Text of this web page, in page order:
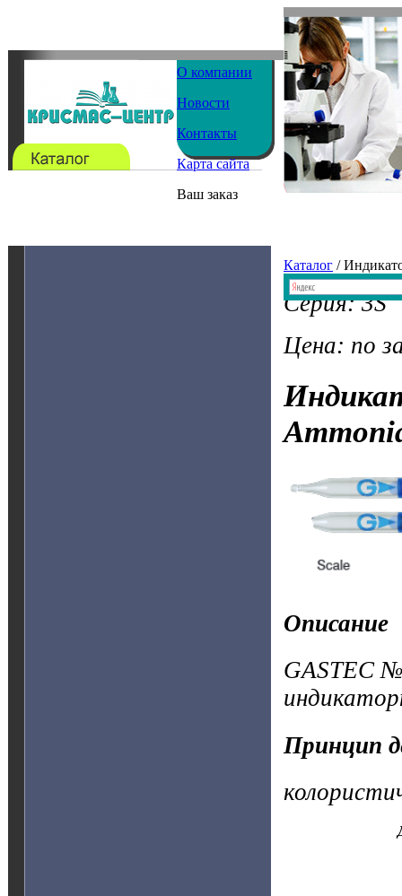
О компании
Новости
Контакты
Карта сайта
Ваш заказ
Каталог /
Серия: 3S
Цена: по
Описание
GASTEC
Принцип